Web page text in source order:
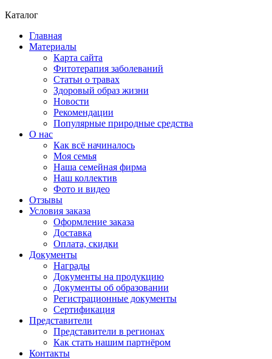
Каталог
Главная
Материалы
Карта сайта
Фитотерапия заболеваний
Статьи о травах
Здоровый образ жизни
Новости
Рекомендации
Популярные природные средства
О нас
Как всё начиналось
Моя семья
Наша семейная фирма
Наш коллектив
Фото и видео
Отзывы
Условия заказа
Оформление заказа
Доставка
Оплата, скидки
Документы
Награды
Документы на продукцию
Документы об образовании
Регистрационные документы
Сертификация
Представители
Представители в регионах
Как стать нашим партнёром
Контакты